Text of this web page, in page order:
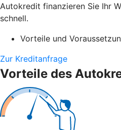
Autokredit finanzieren Sie Ihr
schnell.
Vorteile und
Zur Kreditanfrage
Vorteile des